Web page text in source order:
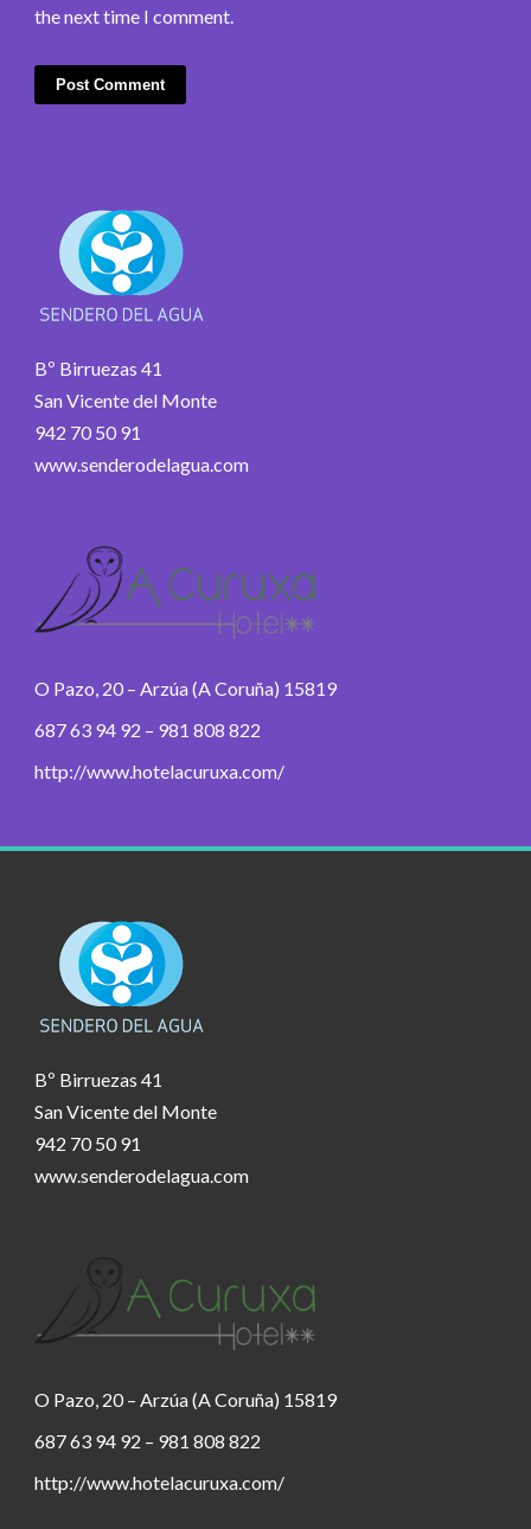
the next time I comment.
Bº Birruezas 41
San Vicente del Monte
942 70 50 91
www.senderodelagua.com
O Pazo, 20 – Arzúa (A Coruña) 15819
687 63 94 92 – 981 808 822
http://www.hotelacuruxa.com/
Bº Birruezas 41
San Vicente del Monte
942 70 50 91
www.senderodelagua.com
O Pazo, 20 – Arzúa (A Coruña) 15819
687 63 94 92 – 981 808 822
http://www.hotelacuruxa.com/